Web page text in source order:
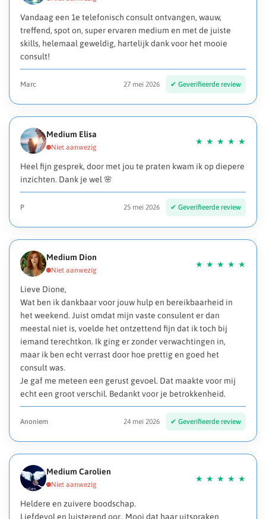
Vandaag een 1e telefonisch consult ontvangen, wauw,
treffend, spot on, super ervaren medium en met de juiste
skills, helemaal geweldig, hartelijk dank voor het mooie
consult!
Marc 27 mei 2026
Medium Elisa
Heel fijn gesprek, door met jou te praten kwam ik op diepere
inzichten. Dank je wel 🌸
P 25 mei 2026
Medium Dion
Lieve Dione,
Wat ben ik dankbaar voor jouw hulp en bereikbaarheid in
het weekend. Juist omdat mijn vaste consulent er dan
meestal niet is, voelde het ontzettend fijn dat ik toch bij
iemand terechtkon. Ik ging er zonder verwachtingen in,
maar ik ben echt verrast door hoe prettig en goed het
consult was.
Je gaf me meteen een gerust gevoel. Dat maakte voor mij
echt een groot verschil. Bedankt voor je betrokkenheid.
Anoniem 24 mei 2026
Medium Carolien
Heldere en zuivere boodschap.
Liefdevol en luisterend oor,. Mooi dat haar uitspraken